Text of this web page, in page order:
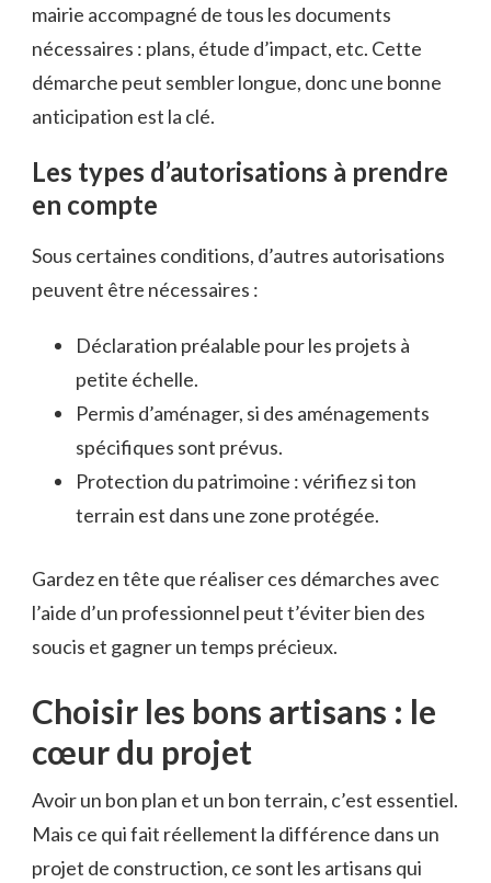
mairie accompagné de tous les documents
nécessaires : plans, étude d’impact, etc. Cette
démarche peut sembler longue, donc une bonne
anticipation est la clé.
Les types d’autorisations à prendre
en compte
Sous certaines conditions, d’autres autorisations
peuvent être nécessaires :
Déclaration préalable pour les projets à
petite échelle.
Permis d’aménager, si des aménagements
spécifiques sont prévus.
Protection du patrimoine : vérifiez si ton
terrain est dans une zone protégée.
Gardez en tête que réaliser ces démarches avec
l’aide d’un professionnel peut t’éviter bien des
soucis et gagner un temps précieux.
Choisir les bons artisans : le
cœur du projet
Avoir un bon plan et un bon terrain, c’est essentiel.
Mais ce qui fait réellement la différence dans un
projet de construction, ce sont les artisans qui